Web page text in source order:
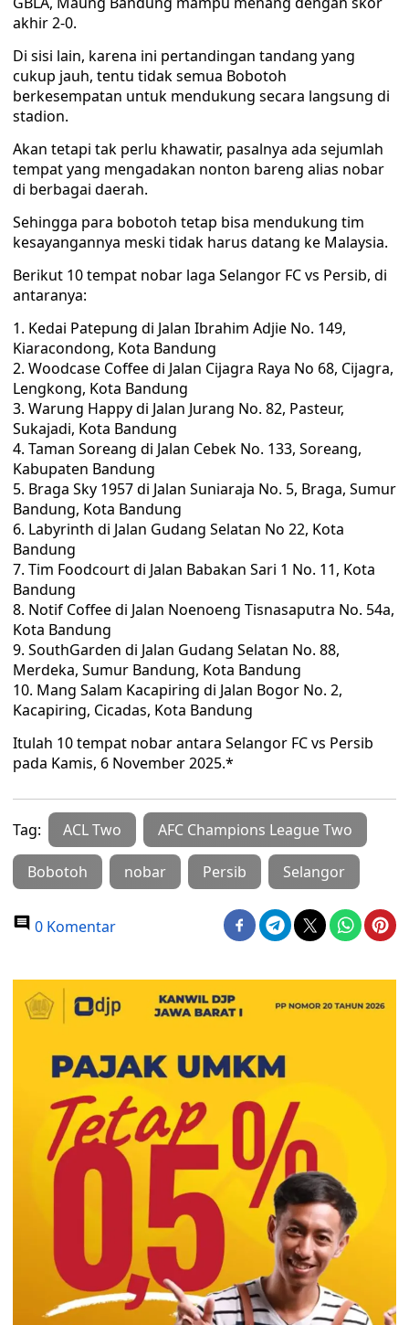
akhir 2-0.
Di sisi lain, karena ini pertandingan tandang yang
cukup jauh, tentu tidak semua Bobotoh
berkesempatan untuk mendukung secara langsung di
stadion.
Akan tetapi tak perlu khawatir, pasalnya ada sejumlah
tempat yang mengadakan nonton bareng alias nobar
di berbagai daerah.
Sehingga para bobotoh tetap bisa mendukung tim
kesayangannya meski tidak harus datang ke Malaysia.
Berikut 10 tempat nobar laga Selangor FC vs Persib, di
antaranya:
Kedai Patepung di Jalan Ibrahim Adjie No. 149,
Kiaracondong, Kota Bandung
Woodcase Coffee di Jalan Cijagra Raya No 68, Cijagra,
Lengkong, Kota Bandung
Warung Happy di Jalan Jurang No. 82, Pasteur,
Sukajadi, Kota Bandung
Taman Soreang di Jalan Cebek No. 133, Soreang,
Kabupaten Bandung
Braga Sky 1957 di Jalan Suniaraja No. 5, Braga, Sumur
Bandung, Kota Bandung
Labyrinth di Jalan Gudang Selatan No 22, Kota
Bandung
Tim Foodcourt di Jalan Babakan Sari 1 No. 11, Kota
Bandung
Notif Coffee di Jalan Noenoeng Tisnasaputra No. 54a,
Kota Bandung
SouthGarden di Jalan Gudang Selatan No. 88,
Merdeka, Sumur Bandung, Kota Bandung
Mang Salam Kacapiring di Jalan Bogor No. 2,
Kacapiring, Cicadas, Kota Bandung
Itulah 10 tempat nobar antara Selangor FC vs Persib
pada Kamis, 6 November 2025.*
Tag: ACL Two AFC Champions League Two
Bobotoh nobar Persib Selangor
0 Komentar